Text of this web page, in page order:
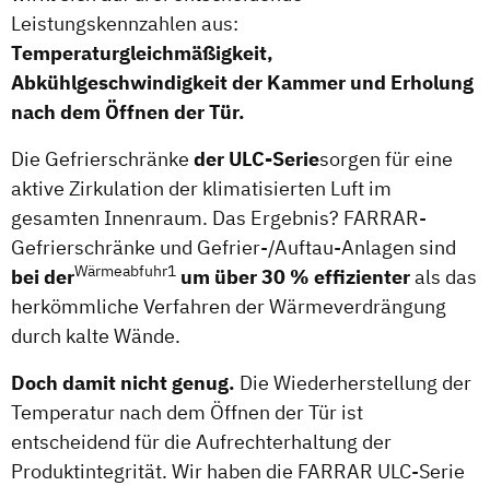
Leistungskennzahlen aus:
Temperaturgleichmäßigkeit,
Abkühlgeschwindigkeit der Kammer und Erholung
nach dem Öffnen der Tür.
‍Die Gefrierschränke der ULC-Seriesorgen für eine
aktive Zirkulation der klimatisierten Luft im
gesamten Innenraum. Das Ergebnis? FARRAR-
Gefrierschränke und Gefrier-/Auftau-Anlagen sind
bei derWärmeabfuhr1 um über 30 % effizienterals das
herkömmliche Verfahren der Wärmeverdrängung
durch kalte Wände.
‍Doch damit nicht genug. Die Wiederherstellung der
Temperatur nach dem Öffnen der Tür ist
entscheidend für die Aufrechterhaltung der
Produktintegrität. Wir haben die FARRAR ULC-Serie